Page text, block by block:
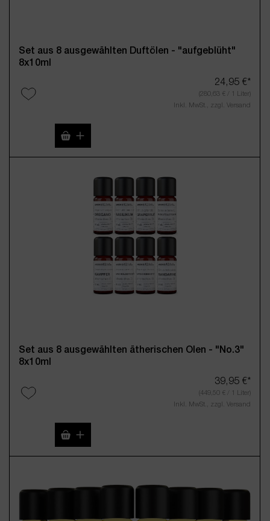
Set aus 8 ausgewählten Duftölen - "aufgeblüht"
8x10ml
24,95 €*
(280,63 € / 1 Liter)
Inkl. MwSt., zzgl. Versand
Produkt Anzahl: Gib den gewünschten
Set aus 8 ausgewählten ätherischen Ölen - "No.3"
8x10ml
39,95 €*
(449,50 € / 1 Liter)
Inkl. MwSt., zzgl. Versand
Produkt Anzahl: Gib den gewünschten